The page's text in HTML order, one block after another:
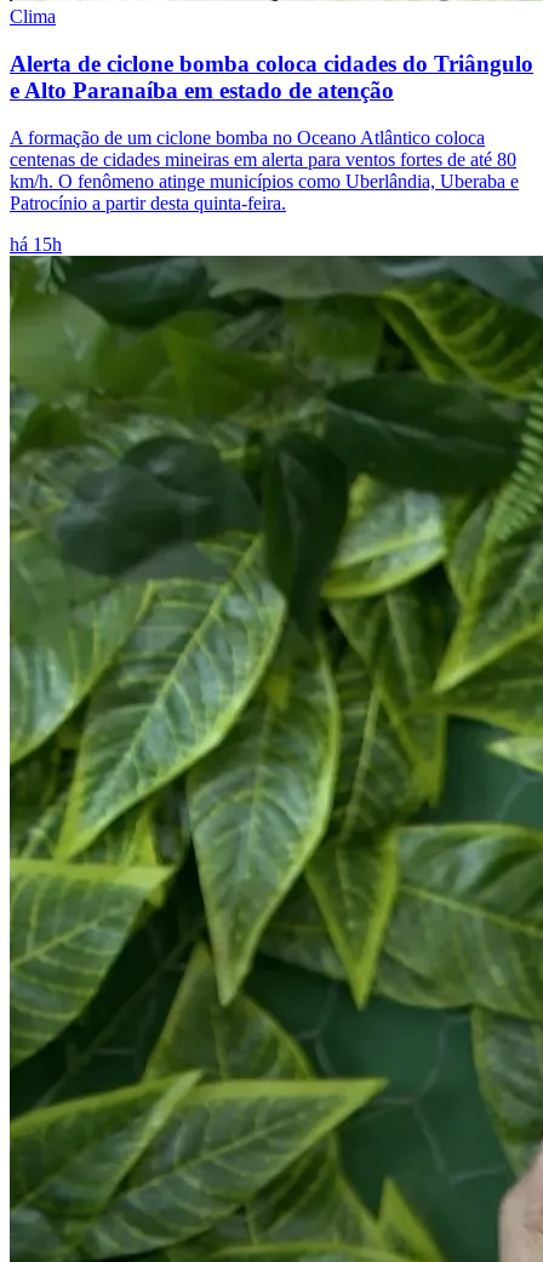
Clima
Alerta de ciclone bomba coloca cidades do Triângulo
e Alto Paranaíba em estado de atenção
A formação de um ciclone bomba no Oceano Atlântico coloca
centenas de cidades mineiras em alerta para ventos fortes de até 80
km/h. O fenômeno atinge municípios como Uberlândia, Uberaba e
Patrocínio a partir desta quinta-feira.
há 15h